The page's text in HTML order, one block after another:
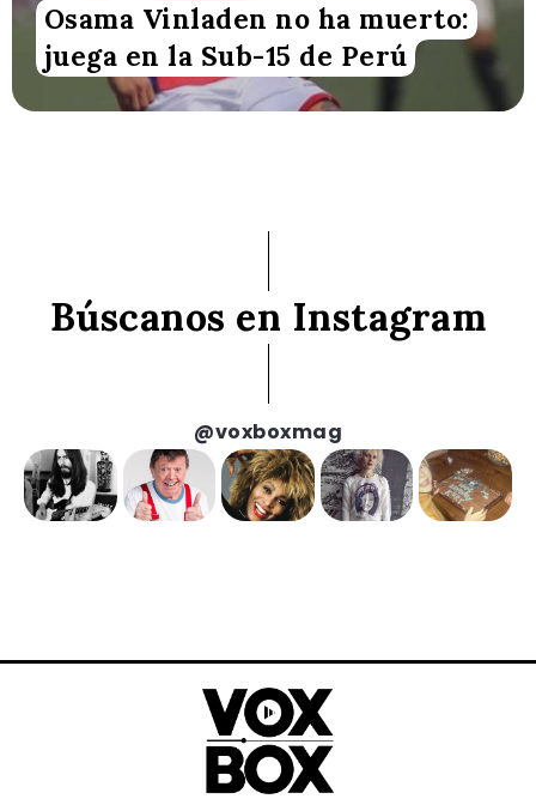
Osama Vinladen no ha muerto:
juega en la Sub-15 de Perú
Búscanos en Instagram
@voxboxmag